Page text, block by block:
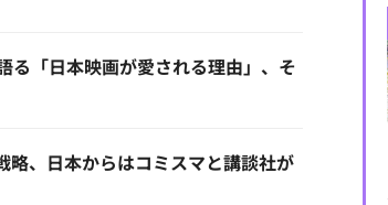
る「日本映画が愛される理由」、そ
略、日本からはコミスマと講談社が